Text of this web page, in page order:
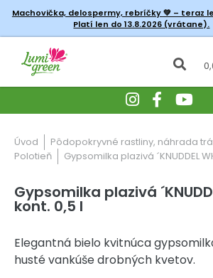
Machovička, delospermy, rebríčky💚 – teraz
Platí len do 13.8.2026 (vrátane).
Úvod Pôdopokryvné rastliny, náhrada
Polotieň
Gypsomilka plazivá ´KNUDDEL
Gypsomilka plazivá
kont. 0,5 l
Elegantná bielo kvitnúca
husté vankúše drobných kvetov.